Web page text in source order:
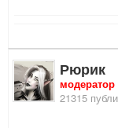
Рюрик
модератор
21315